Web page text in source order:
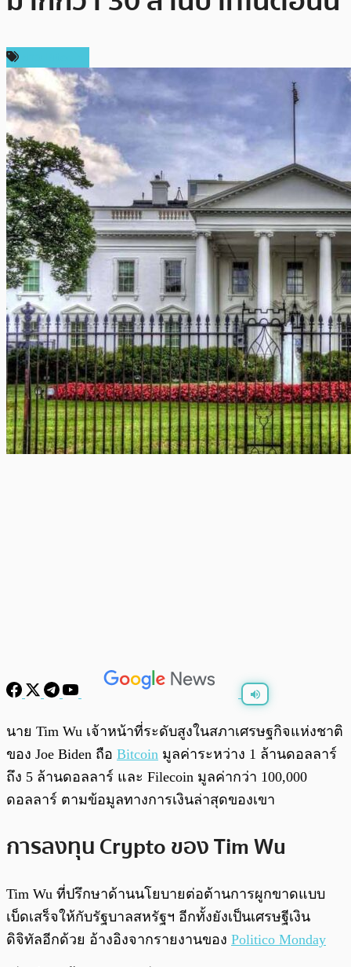
0:00 0:00
นาย Tim Wu เจ้าหน้าที่ระดับสูงในสภาเศรษฐกิจแห่งชาติ
ของ Joe Biden ถือ Bitcoin มูลค่าระหว่าง 1 ล้านดอลลาร์
ถึง 5 ล้านดอลลาร์ และ Filecoin มูลค่ากว่า 100,000
ดอลลาร์ ตามข้อมูลทางการเงินล่าสุดของเขา
การลงทุน Crypto ของ Tim Wu
Tim Wu ที่ปรึกษาด้านนโยบายต่อต้านการผูกขาดแบบ
เบ็ดเสร็จให้กับรัฐบาลสหรัฐฯ อีกทั้งยังเป็นเศรษฐีเงิน
ดิจิทัลอีกด้วย อ้างอิงจากรายงานของ Politico Monday